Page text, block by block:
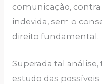
comunicação,
indevida, sem o
direito fundamental.
Superada tal
estudo das possíveis